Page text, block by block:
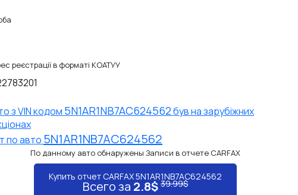
реєстрації в форматі КОАТУУ
з VIN кодом 5N1AR1NB7AC624562був на зарубіжних
по авто 5N1AR1NB7AC624562
По данному авто обнаружены Записи в отчете CARFAX
Купить отчет CARFAX 5N1AR1NB7AC624562
Всего за 2.8$39.99$